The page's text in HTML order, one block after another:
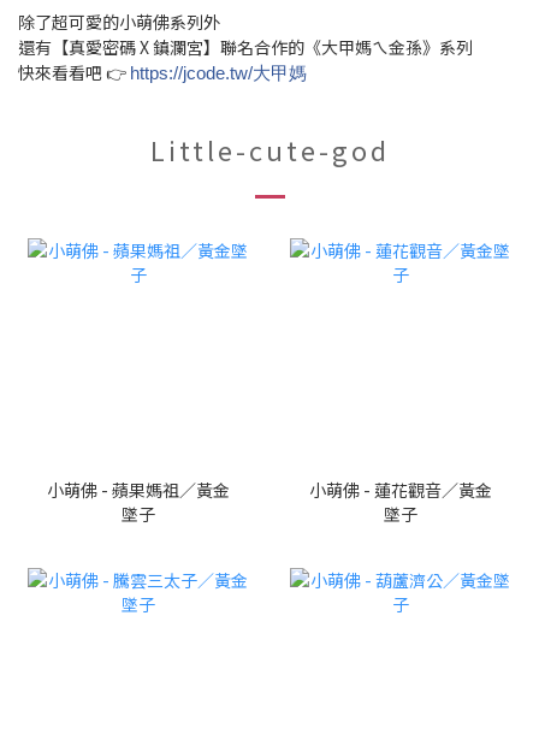
除了超可愛的小萌佛系列外
還有【真愛密碼 X 鎮瀾宮】聯名合作的《大甲媽ㄟ金孫》系列
快來看看吧 👉 https://jcode.tw/大甲媽
Little-cute-god
小萌佛 - 蘋果媽祖／黃金
墜子
小萌佛 - 蓮花觀音／黃金
墜子